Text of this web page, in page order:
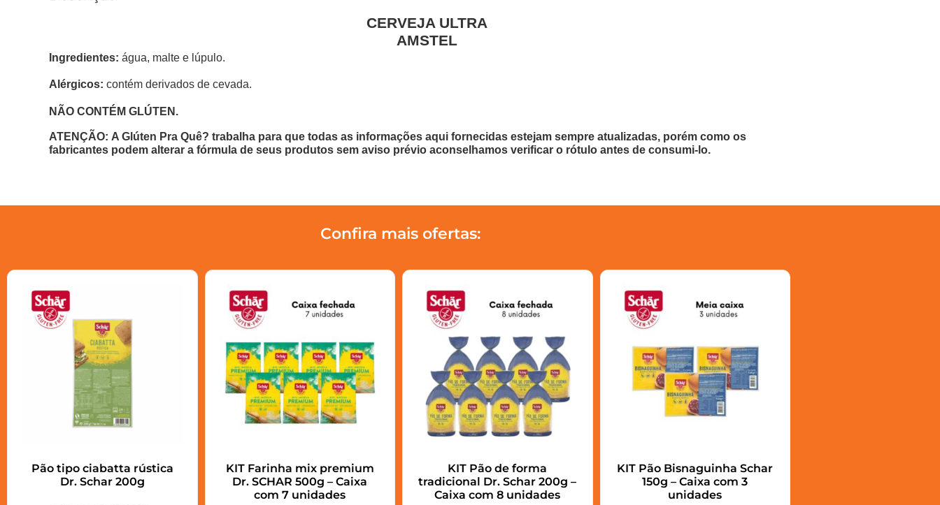
CERVEJA ULTRA
AMSTEL
Ingredientes: água, malte e lúpulo.
Alérgicos: contém derivados de cevada.
NÃO CONTÉM GLÚTEN.
ATENÇÃO: A Glúten Pra Quê? trabalha para que todas as informações aqui fornecidas estejam sempre atualizadas, porém como os
fabricantes podem alterar a fórmula de seus produtos sem aviso prévio aconselhamos verificar o rótulo antes de consumi-lo.
Confira mais ofertas:
Pão tipo ciabatta rústica
Dr. Schar 200g
KIT Farinha mix premium
Dr. SCHAR 500g – Caixa
com 7 unidades
KIT Pão de forma
tradicional Dr. Schar 200g –
Caixa com 8 unidades
KIT Pão Bisnaguinha Schar
150g – Caixa com 3
unidades